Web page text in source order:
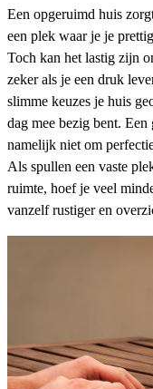
Een opgeruimd huis
een plek waar je je
Toch kan het lastig zijn
zeker als je een druk
slimme keuzes je huis
dag mee bezig bent.
namelijk niet om
Als spullen een vaste
ruimte, hoef je veel
vanzelf rustiger en